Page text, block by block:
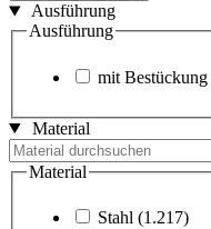
Ausführung
Ausführung
mit Bestückung
Material
Material
Stahl (1.217)